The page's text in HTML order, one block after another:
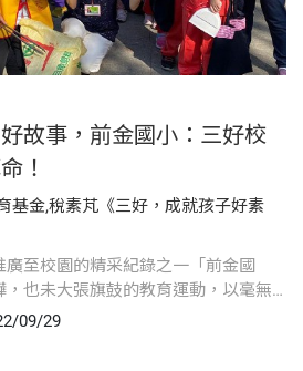
故事，前金國小：三好校
！
基金,稅素芃《三好，成就孩子好素
至校園的精采紀錄之一「前金國
也未大張旗鼓的教育運動，以毫無
界進行一場寧靜改革。
09/29